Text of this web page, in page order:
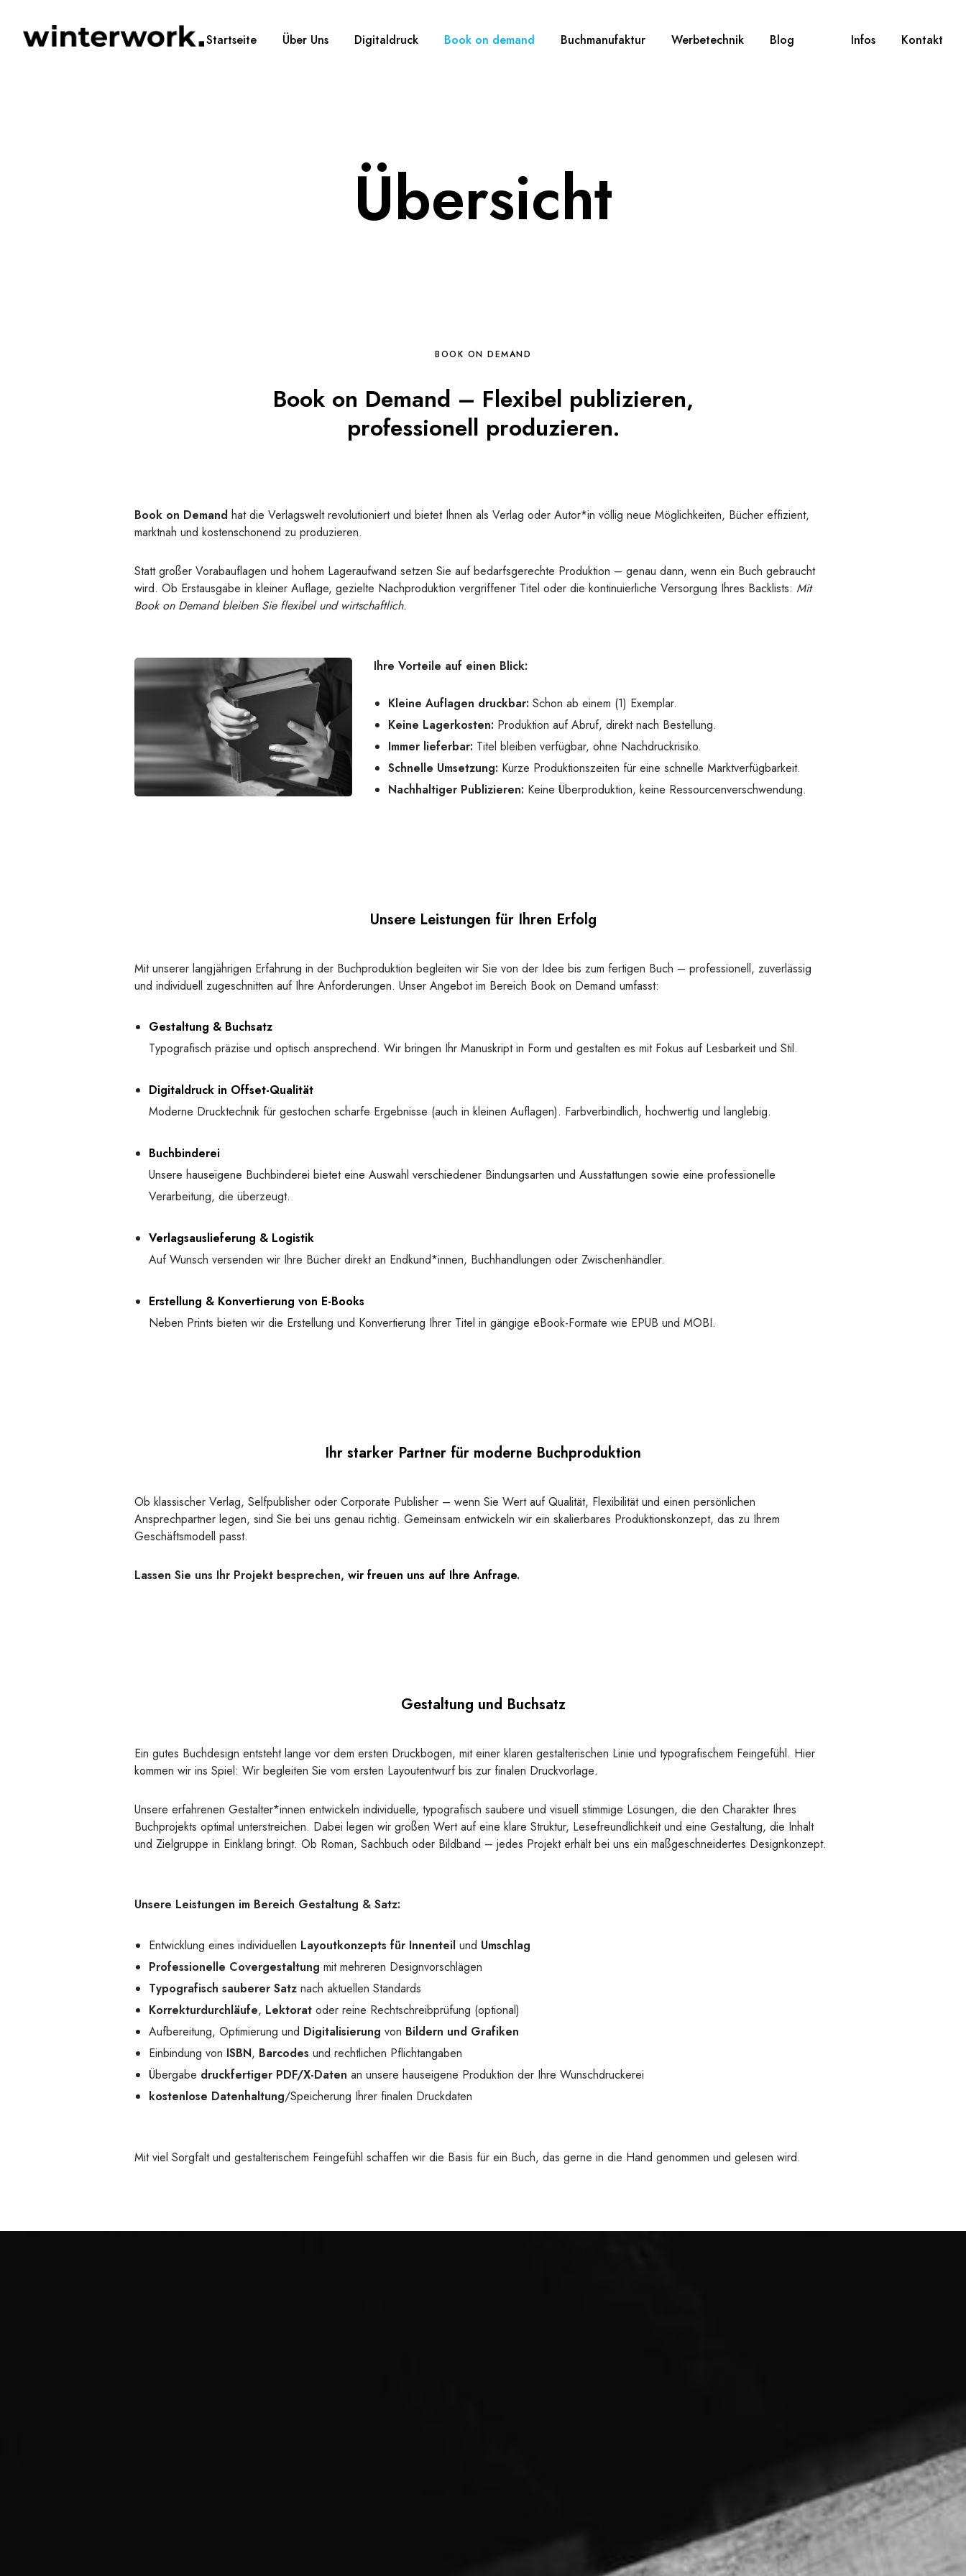
Startseite Über Uns Digitaldruck Book on demand Buchmanufaktur Werbetechnik Blog Infos Kontakt
Übersicht
BOOK ON DEMAND
Book on Demand – Flexibel publizieren,
professionell produzieren.
Book on Demand hat die Verlagswelt revolutioniert und bietet Ihnen als Verlag oder Autor*in völlig neue Möglichkeiten, Bücher effizient,
marktnah und kostenschonend zu produzieren.
Statt großer Vorabauflagen und hohem Lageraufwand setzen Sie auf bedarfsgerechte Produktion – genau dann, wenn ein Buch gebraucht
wird. Ob Erstausgabe in kleiner Auflage, gezielte Nachproduktion vergriffener Titel oder die kontinuierliche Versorgung Ihres Backlists: Mit
Book on Demand bleiben Sie flexibel und wirtschaftlich.
Ihre Vorteile auf einen Blick:
Kleine Auflagen druckbar: Schon ab einem (1) Exemplar.
Keine Lagerkosten: Produktion auf Abruf, direkt nach Bestellung.
Immer lieferbar: Titel bleiben verfügbar, ohne Nachdruckrisiko.
Schnelle Umsetzung: Kurze Produktionszeiten für eine schnelle Marktverfügbarkeit.
Nachhaltiger Publizieren: Keine Überproduktion, keine Ressourcenverschwendung.
Unsere Leistungen für Ihren Erfolg
Mit unserer langjährigen Erfahrung in der Buchproduktion begleiten wir Sie von der Idee bis zum fertigen Buch – professionell, zuverlässig
und individuell zugeschnitten auf Ihre Anforderungen. Unser Angebot im Bereich Book on Demand umfasst:
Gestaltung & Buchsatz
Typografisch präzise und optisch ansprechend. Wir bringen Ihr Manuskript in Form und gestalten es mit Fokus auf Lesbarkeit und Stil.
Digitaldruck in Offset-Qualität
Moderne Drucktechnik für gestochen scharfe Ergebnisse (auch in kleinen Auflagen). Farbverbindlich, hochwertig und langlebig.
Buchbinderei
Unsere hauseigene Buchbinderei bietet eine Auswahl verschiedener Bindungsarten und Ausstattungen sowie eine professionelle
Verarbeitung, die überzeugt.
Verlagsauslieferung & Logistik
Auf Wunsch versenden wir Ihre Bücher direkt an Endkund*innen, Buchhandlungen oder Zwischenhändler.
Erstellung & Konvertierung von E-Books
Neben Prints bieten wir die Erstellung und Konvertierung Ihrer Titel in gängige eBook-Formate wie EPUB und MOBI.
Ihr starker Partner für moderne Buchproduktion
Ob klassischer Verlag, Selfpublisher oder Corporate Publisher – wenn Sie Wert auf Qualität, Flexibilität und einen persönlichen
Ansprechpartner legen, sind Sie bei uns genau richtig. Gemeinsam entwickeln wir ein skalierbares Produktionskonzept, das zu Ihrem
Geschäftsmodell passt.
Lassen Sie uns Ihr Projekt besprechen, wir freuen uns auf Ihre Anfrage.
Gestaltung und Buchsatz
Ein gutes Buchdesign entsteht lange vor dem ersten Druckbogen, mit einer klaren gestalterischen Linie und typografischem Feingefühl. Hier
kommen wir ins Spiel: Wir begleiten Sie vom ersten Layoutentwurf bis zur finalen Druckvorlage.
Unsere erfahrenen Gestalter*innen entwickeln individuelle, typografisch saubere und visuell stimmige Lösungen, die den Charakter Ihres
Buchprojekts optimal unterstreichen. Dabei legen wir großen Wert auf eine klare Struktur, Lesefreundlichkeit und eine Gestaltung, die Inhalt
und Zielgruppe in Einklang bringt. Ob Roman, Sachbuch oder Bildband – jedes Projekt erhält bei uns ein maßgeschneidertes Designkonzept.
Unsere Leistungen im Bereich Gestaltung & Satz:
Entwicklung eines individuellen Layoutkonzepts für Innenteil und Umschlag
Professionelle Covergestaltung mit mehreren Designvorschlägen
Typografisch sauberer Satz nach aktuellen Standards
Korrekturdurchläufe, Lektorat oder reine Rechtschreibprüfung (optional)
Aufbereitung, Optimierung und Digitalisierung von Bildern und Grafiken
Einbindung von ISBN, Barcodes und rechtlichen Pflichtangaben
Übergabe druckfertiger PDF/X-Daten an unsere hauseigene Produktion der Ihre Wunschdruckerei
kostenlose Datenhaltung/Speicherung Ihrer finalen Druckdaten
Mit viel Sorgfalt und gestalterischem Feingefühl schaffen wir die Basis für ein Buch, das gerne in die Hand genommen und gelesen wird.